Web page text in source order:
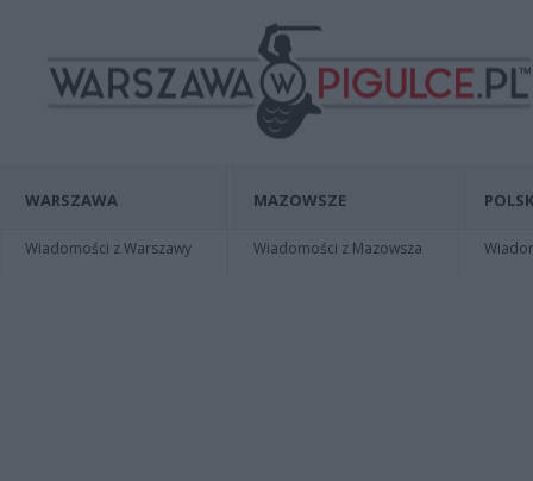
WARSZAWA
Wiadomości z Warszawy
MAZOWSZE
Wiadomości z Mazowsza